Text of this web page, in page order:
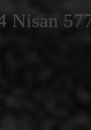
Nisan